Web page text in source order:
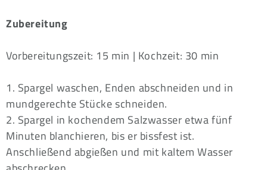
Zubereitung
Vorbereitungszeit: 15 min | Kochzeit: 30 min
1. Spargel waschen, Enden abschneiden und in
mundgerechte Stücke schneiden.
2. Spargel in kochendem Salzwasser etwa fünf
Minuten blanchieren, bis er bissfest ist.
Anschließend abgießen und mit kaltem Wasser